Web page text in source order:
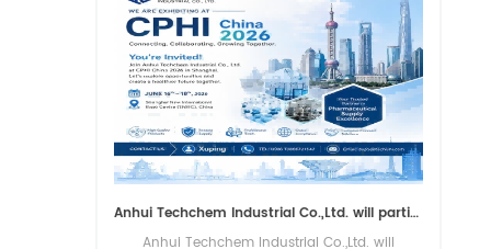
Anhui Techchem Industrial Co.,Ltd. will participate in the Shanghai CPHI China 2026 exhibition.
Anhui Techchem Industrial Co.,Ltd. will